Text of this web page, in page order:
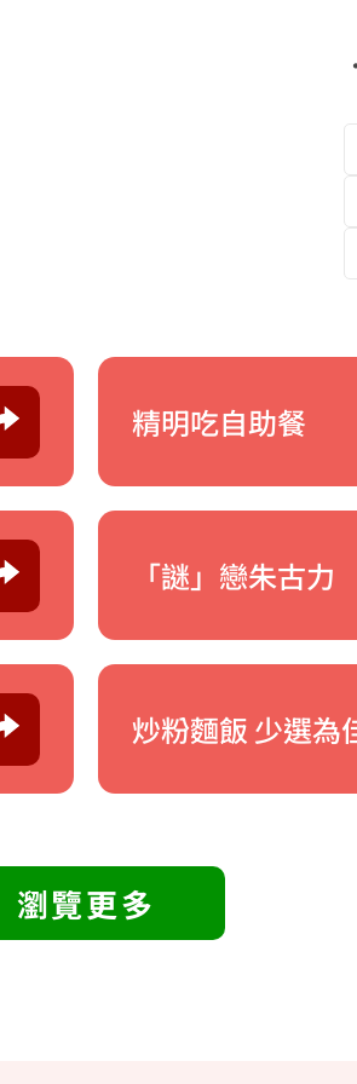
分享 精明吃自助餐
分享 「謎」戀朱古力
分享 炒粉麵飯 少選為
瀏覽更多